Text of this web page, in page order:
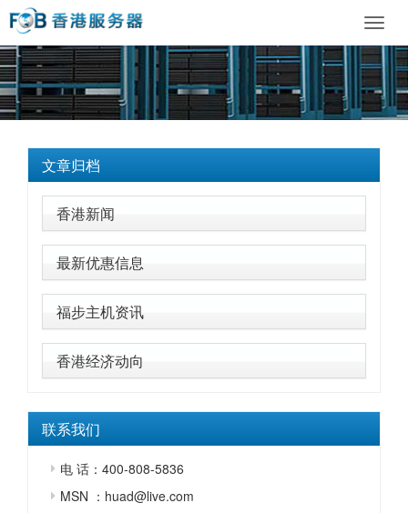
文章归档
香港新闻
最新优惠信息
福步主机资讯
香港经济动向
联系我们
电 话：400-808-5836
MSN ：huad@live.com